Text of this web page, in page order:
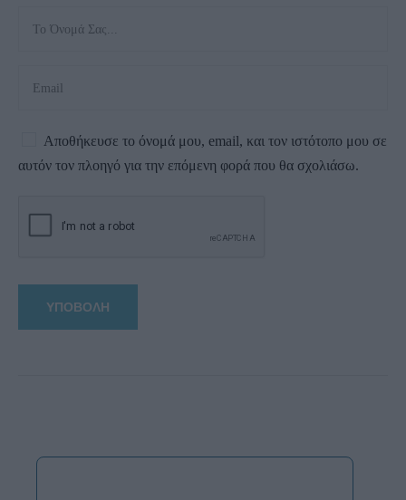
Αποθήκευσε το όνομά μου, email, και τον ιστότοπο μου σε
αυτόν τον πλοηγό για την επόμενη φορά που θα σχολιάσω.